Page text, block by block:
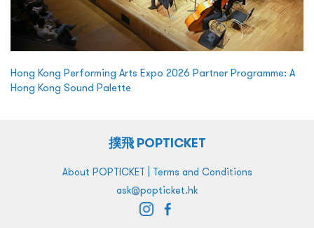
Hong Kong Performing Arts Expo 2026 Partner Programme: A
Hong Kong Sound Palette
撲飛 POPTICKET
About POPTICKET | Terms and Conditions
ask@popticket.hk